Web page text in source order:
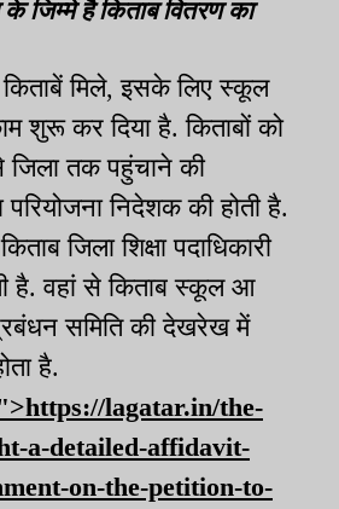
जिम्मे है किताब वितरण का
मिले, इसके लिए स्कूल
शुरू कर दिया है. किताबों को
तक पहुंचाने की
परियोजना निदेशक की होती है.
जिला शिक्षा पदाधिकारी
है. वहां से किताब स्कूल आ
समिति की देखरेख में
है.
lagatar.in/the-
a-detailed-affidavit-
on-the-petition-to-